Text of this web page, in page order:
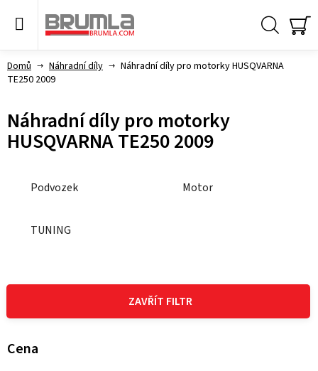
Domů Náhradní díly
Náhradní díly pro motorky HUSQVARNA
TE250 2009
Náhradní díly pro motorky
HUSQVARNA TE250 2009
Podvozek Motor
TUNING
ZAVŘÍT FILTR
Cena
V
p
i